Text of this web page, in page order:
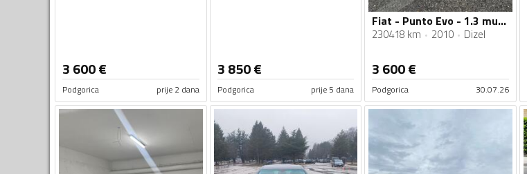
3 600€
Podgorica prije 2 dana
3 850€
Podgorica prije 5 dana
Fiat - Punto Evo - 1.3 multijet
230418 km 2010 Dizel
3 600€
Podgorica 30.07.26